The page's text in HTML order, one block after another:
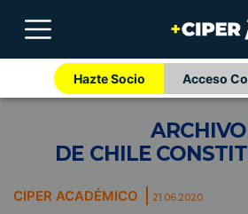
Hazte Socio Acceso
ARCHIVO
DE CHILE
CIPER ACADÉMICO 21.06.2020